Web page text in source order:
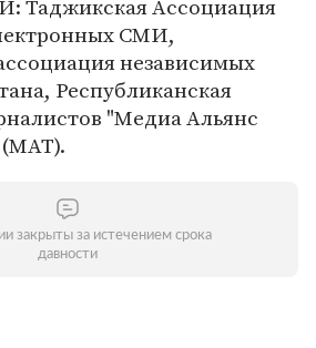
Таджикская Ассоциация
СМИ,
независимых
Республиканская
"Медиа Альянс
закрыты за истечением срока
давности